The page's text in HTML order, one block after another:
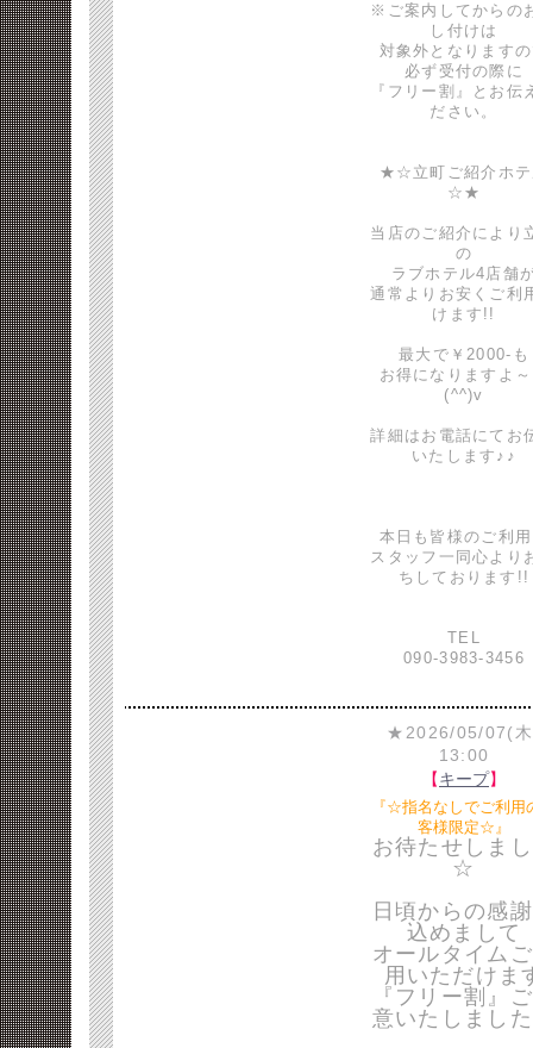
※ご案内してからの
し付けは
対象外となります
必ず受付の際に
『フリー割』とお伝
ださい。
★☆立町ご紹介ホ
☆★
当店のご紹介により
の
ラブホテル4店舗
通常よりお安くご利
けます!!
最大で￥2000-も
お得になりますよ
(^^)v
詳細はお電話にてお
いたします♪♪
本日も皆様のご利
スタッフ一同心より
ちしております!!
TEL
090-3983-3456
★2026/05/07(
13:00
【キープ】
『☆指名なしでご利用
客様限定☆』
お待たせしま
☆
日頃からの感
込めまして
オールタイム
用いただけま
『フリー割』
意いたしまし